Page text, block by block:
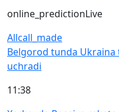
online_predictionLive
Allcall_made
Belgorod tunda
uchradi
11:38